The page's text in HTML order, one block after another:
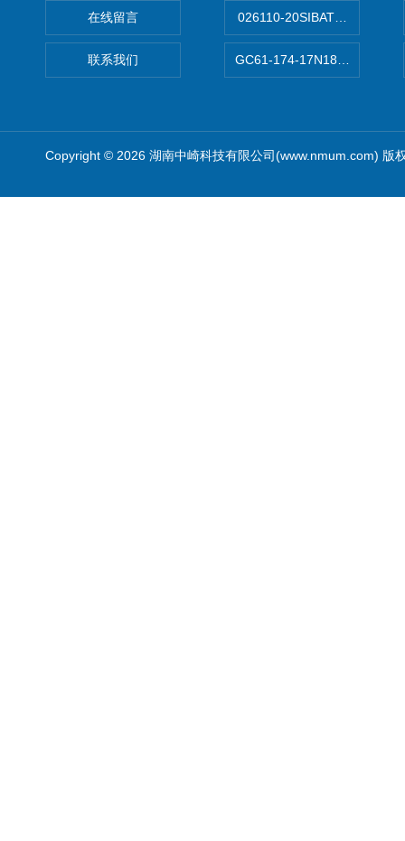
在线留言
联系我们
026110-20SIBATA柴田科学
GC61-174-
Copyright © 2026 湖南中崎科技有限公司(www.nmum.com) 版